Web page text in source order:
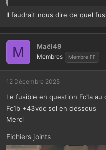
Il faudrait nous dire de quel
M Maël49
Membres Membre FF
12 Décembre 2025
Le fusible en question Fc1a au
Fc1b +43vdc sol en dessous
Merci
Fichiers joints